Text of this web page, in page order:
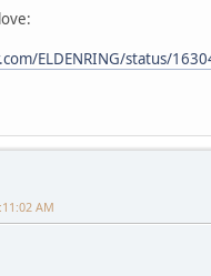
ELDENRING/status/
AM